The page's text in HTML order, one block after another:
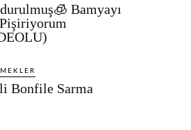
Bamyayı
Bonfile Sarma